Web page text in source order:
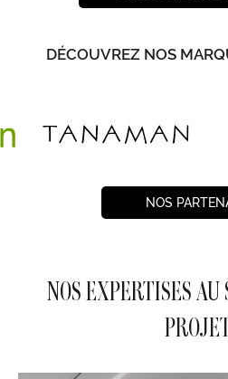
DÉCOUVREZ NOS
NOS
NOS EXPERTISES AU